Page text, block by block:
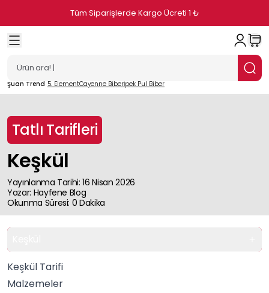
Tüm Siparişlerde Kargo Ücreti 1 ₺
Şuan Trend 5. ElementCayenne Biberİpek Pul Biber
Tatlı Tarifleri
Keşkül
Yayınlanma Tarihi: 16 Nisan 2026
Yazar: Hayfene Blog
Okunma Süresi: 0 Dakika
Keşkül Tarifi
Malzemeler